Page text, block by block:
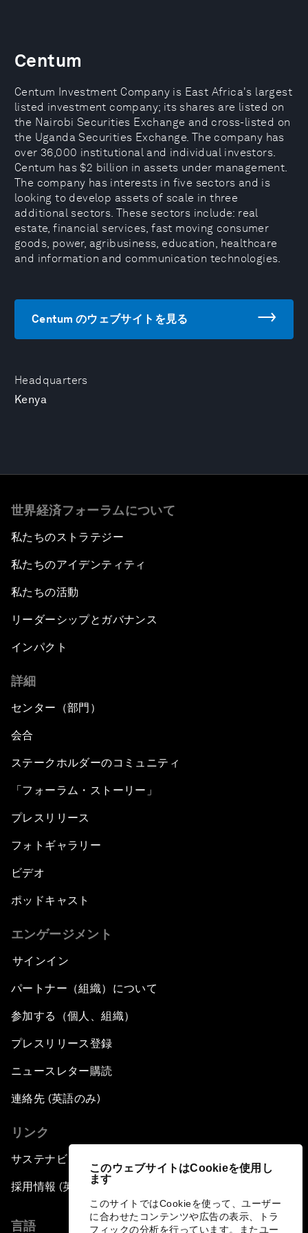
このウェブサイトはCookieを使用し
ます
このサイトではCookieを使って、ユーザー
に合わせたコンテンツや広告の表示、トラ
フィックの分析を行っています。またユー
Headquarters
Kenya
Centum
Centum Investment Company is East Africa's largest
listed investment company; its shares are listed on
the Nairobi Securities Exchange and cross-listed on
the Uganda Securities Exchange. The company has
over 36,000 institutional and individual investors.
Centum has $2 billion in assets under management.
The company has interests in five sectors and is
looking to develop assets of scale in three
additional sectors. These sectors include: real
estate, financial services, fast moving consumer
goods, power, agribusiness, education, healthcare
and information and communication technologies.
Centum のウェブサイトを見る
世界経済フォーラムについて
私たちのストラテジー
私たちのアイデンティティ
私たちの活動
リーダーシップとガバナンス
インパクト
詳細
センター（部門）
会合
ステークホルダーのコミュニティ
「フォーラム・ストーリー」
プレスリリース
フォトギャラリー
ビデオ
ポッドキャスト
エンゲージメント
サインイン
パートナー（組織）について
参加する（個人、組織）
プレスリリース登録
ニュースレター購読
連絡先 (英語のみ)
リンク
サステナビリティへの取り組み
採用情報 (英語のみ)
言語